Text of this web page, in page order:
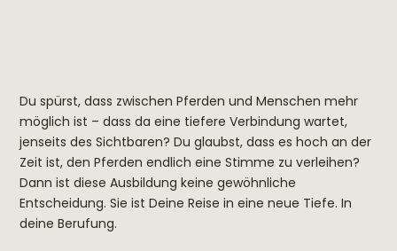
Du spürst, dass zwischen Pferden und Menschen mehr
möglich ist – dass da eine tiefere Verbindung wartet,
jenseits des Sichtbaren? Du glaubst, dass es hoch an der
Zeit ist, den Pferden endlich eine Stimme zu verleihen?
Dann ist diese Ausbildung keine gewöhnliche
Entscheidung. Sie ist Deine Reise in eine neue Tiefe. In
deine Berufung.